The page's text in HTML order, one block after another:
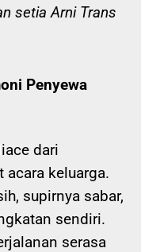
setia Arni Trans
Penyewa
dari
acara keluarga.
supirnya sabar,
sendiri.
serasa